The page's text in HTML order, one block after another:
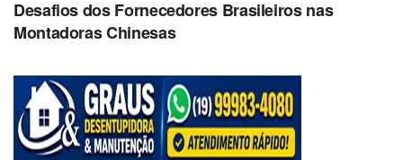
Desafios dos Fornecedores Brasileiros nas
Montadoras Chinesas